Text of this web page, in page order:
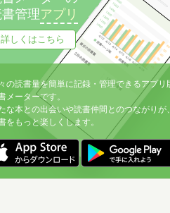
管理アプリ
詳しくはこちら
の読書量を簡単に記録・管理できるアプリ
メーターです。
な本との出会いや読書仲間とのつながりが
をもっと楽しくします。